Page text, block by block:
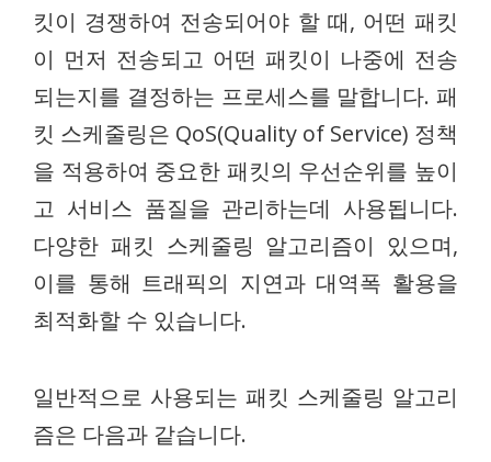
킷이 경쟁하여 전송되어야 할 때, 어떤 패킷
이 먼저 전송되고 어떤 패킷이 나중에 전송
되는지를 결정하는 프로세스를 말합니다. 패
킷 스케줄링은 QoS(Quality of Service) 정책
을 적용하여 중요한 패킷의 우선순위를 높이
고 서비스 품질을 관리하는데 사용됩니다.
다양한 패킷 스케줄링 알고리즘이 있으며,
이를 통해 트래픽의 지연과 대역폭 활용을
최적화할 수 있습니다.
일반적으로 사용되는 패킷 스케줄링 알고리
즘은 다음과 같습니다.